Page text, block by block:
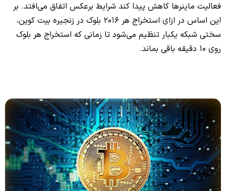
فعالیت ماینرها کاهش پیدا کند شرایط برعکس اتفاق می‌افتد. بر
این اساس در ازای استخراج هر 2016 بلوک در زنجیره بیت‌ کوین،
سختی شبکه یکبار تنظیم می‌شود تا زمانی که استخراج هر بلوک
روی 10 دقیقه باقی بماند.